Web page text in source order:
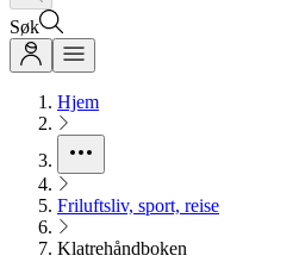
Søk
Hjem
Friluftsliv, sport, reise
Klatrehåndboken